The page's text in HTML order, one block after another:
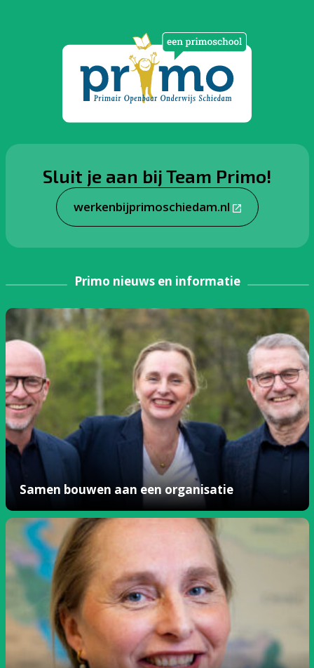
Sluit je aan bij Team Primo!
werkenbijprimoschiedam.nl
Primo nieuws en informatie
Samen bouwen aan een organisatie